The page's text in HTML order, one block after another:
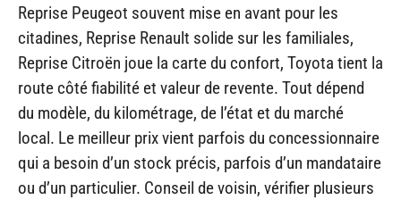
Reprise Peugeot souvent mise en avant pour les
citadines, Reprise Renault solide sur les familiales,
Reprise Citroën joue la carte du confort, Toyota tient la
route côté fiabilité et valeur de revente. Tout dépend
du modèle, du kilométrage, de l’état et du marché
local. Le meilleur prix vient parfois du concessionnaire
qui a besoin d’un stock précis, parfois d’un mandataire
ou d’un particulier. Conseil de voisin, vérifier plusieurs